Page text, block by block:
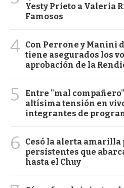
Yesty Prieto a Valeria
Famosos
4 Con Perrone y Manini
tiene asegurados los
aprobación de la
5
Entre "mal
altísima tensión en
integrantes de
6
Cesó la alerta amarilla
persistentes que
hasta el Chuy